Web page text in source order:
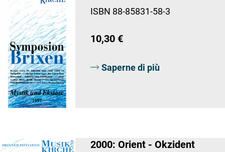
ISBN 88-85831-58-3
10,30 €
Saperne di più
2000: Orient - Okzident